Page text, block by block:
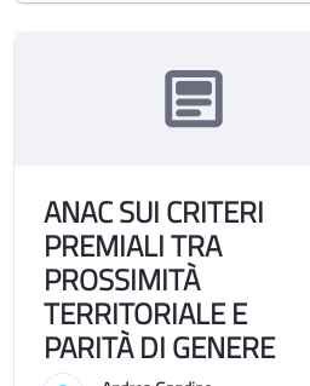
ANAC SUI CRITERI
PREMIALI TRA
PROSSIMITÀ
TERRITORIALE E
PARITÀ DI GENERE